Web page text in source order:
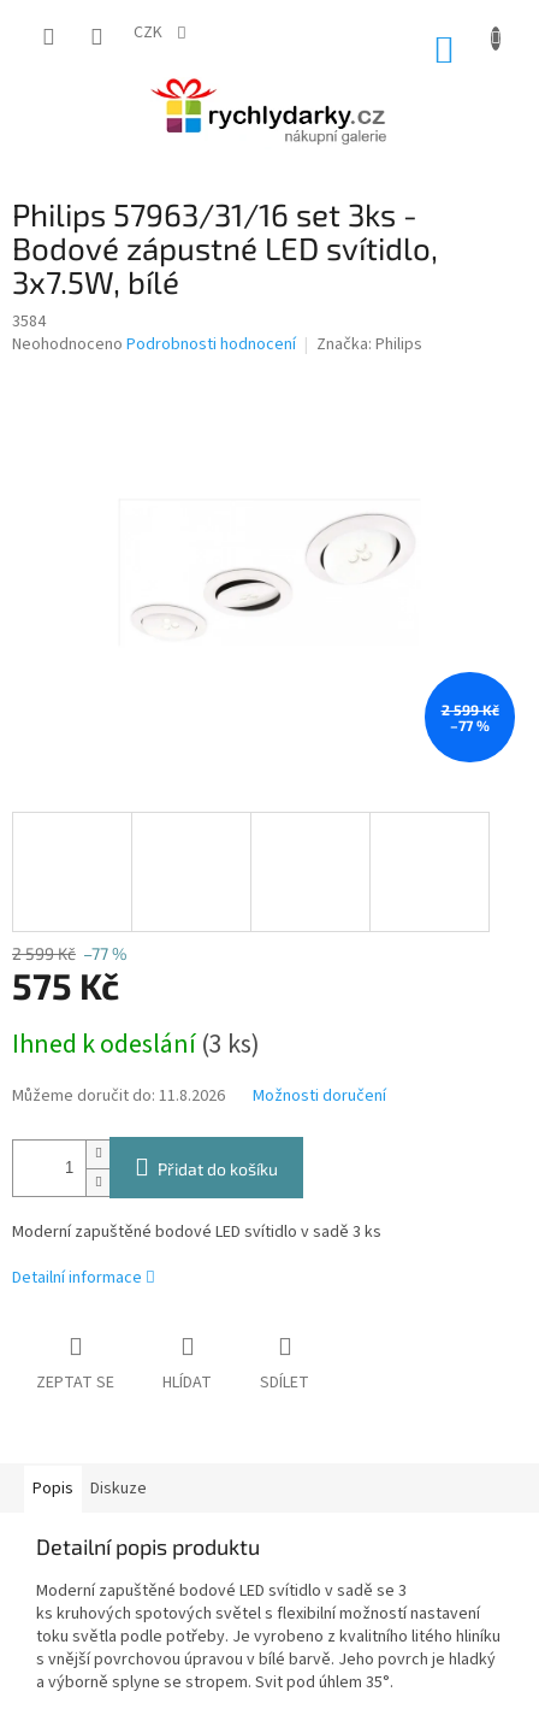
CZK
Philips 57963/31/16 set 3ks -
Bodové zápustné LED svítidlo,
3x7.5W, bílé
3584
Průměrné
Neohodnoceno Podrobnosti hodnocení Značka: Philips
2 599 Kč
–77 %
2 599 Kč –77 %
575 Kč
cena:
Ihned k odeslání(3 ks)
Můžeme doručit do: 11.8.2026 Možnosti doručení
Přidat do košíku
Moderní zapuštěné bodové LED svítidlo v sadě 3 ks
Detailní informace
ZEPTAT SE HLÍDAT SDÍLET
Popis Diskuze
Detailní popis produktu
Moderní zapuštěné bodové LED svítidlo v sadě se 3
ks kruhových spotových světel s flexibilní možností nastavení
toku světla podle potřeby. Je vyrobeno z kvalitního litého hliníku
s vnější povrchovou úpravou v bílé barvě. Jeho povrch je hladký
a výborně splyne se stropem. Svit pod úhlem 35°.